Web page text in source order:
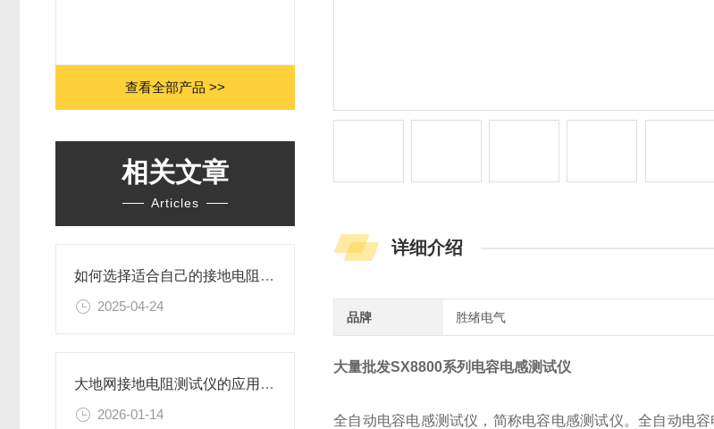
查看全部产品 >>
相关文章
Articles
如何选择适合自己的接地电阻测试仪？
2025-04-24
大地网接地电阻测试仪的应用场景有哪些？
2026-01-14
详细介绍
品牌 胜绪电气
大量批发SX8800系列电容电感测试仪
全自动电容电感测试仪，简称电容电感测试仪。全自动电